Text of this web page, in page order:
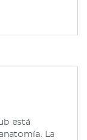
está
La